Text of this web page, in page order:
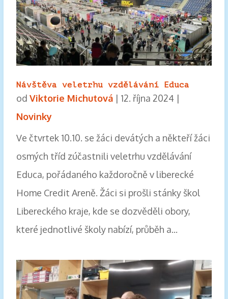
Návštěva veletrhu vzdělávání Educa
od Viktorie Michutová| 12. října 2024 |
Novinky
Ve čtvrtek 10.10. se žáci devátých a někteří žáci
osmých tříd zúčastnili veletrhu vzdělávání
Educa, pořádaného každoročně v liberecké
Home Credit Areně. Žáci si prošli stánky škol
Libereckého kraje, kde se dozvěděli obory,
které jednotlivé školy nabízí, průběh a...